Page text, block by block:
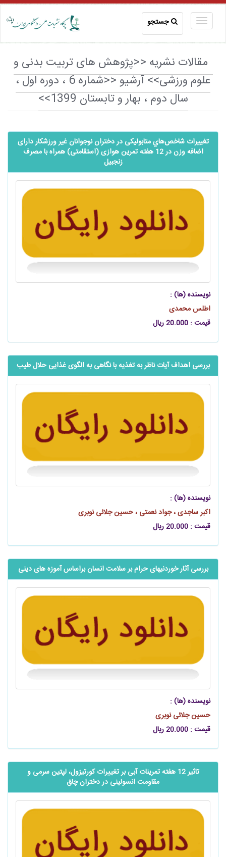
جستجو
مقالات نشریه <<پژوهش های تربیت بدنی و
علوم ورزشی>> آرشیو <<شماره 6 ، دوره اول ،
سال دوم ، بهار و تابستان 1399>>
تغییرات ﺷﺎﺧﺺ‌ﻫﺎي ﻣﺘﺎﺑﻮﻟﯿﮑﯽ در دختران نوجوانان غیر ورزشکار دارای
اضافه وزن در 12 هفته تمرین هوازی (استقامتی) همراه با مصرف
زنجبیل
نویسنده (ها) :
اطلس محمدی
قیمت : 20.000 ریال
بررسی اهداف آیات ناظر به تغذیه با نگاهی به الگوی غذایی حلال طیب
نویسنده (ها) :
اکبر ساجدی ، جواد نعمتی ، حسین جلائی نوبری
قیمت : 20.000 ریال
بررسی آثار خوردنیهای حرام بر سلامت انسان براساس آموزه های دینی
نویسنده (ها) :
حسین جلائی نوبری
قیمت : 20.000 ریال
تاثیر 12 هفته تمرینات آبی بر تغییرات کورتیزول، لپتین سرمی و
مقاومت انسولینی در دختران چاق